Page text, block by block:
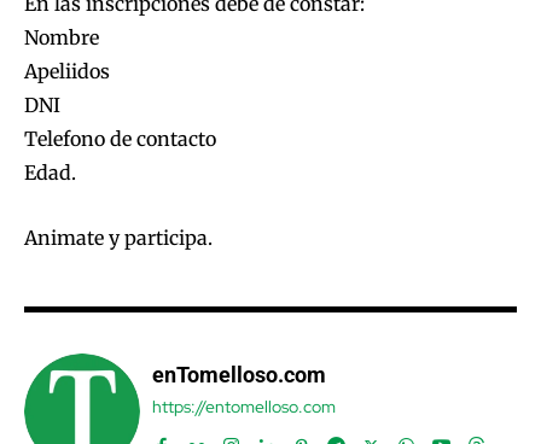
Nombre
Apeliidos
DNI
Telefono de contacto
Edad.
Animate y participa.
enTomelloso.com
https://entomelloso.com